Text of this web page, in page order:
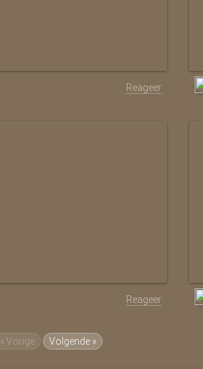
Reageer
Reageer
« Vorige Volgende »